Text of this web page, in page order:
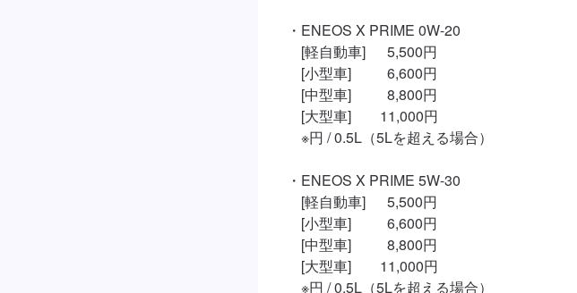
・ENEOS X PRIME 0W-20
[軽自動車]　  5,500円
[小型車]　　  6,600円
[中型車]　　  8,800円
[大型車]　　11,000円
※円 / 0.5L（5Lを超える場合）
・ENEOS X PRIME 5W-30
[軽自動車]　  5,500円
[小型車]　　  6,600円
[中型車]　　  8,800円
[大型車]　　11,000円
※円 / 0.5L（5Lを超える場合）